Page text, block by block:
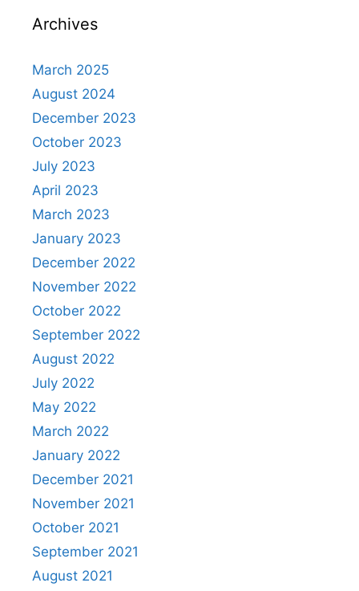
Archives
March 2025
August 2024
December 2023
October 2023
July 2023
April 2023
March 2023
January 2023
December 2022
November 2022
October 2022
September 2022
August 2022
July 2022
May 2022
March 2022
January 2022
December 2021
November 2021
October 2021
September 2021
August 2021